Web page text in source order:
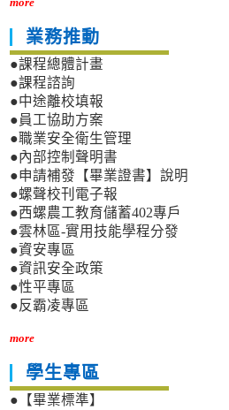
業務推動
●課程總體計畫
●課程諮詢
●中途離校填報
●員工協助方案
●職業安全衛生管理
●內部控制聲明書
●申請補發【畢業證書】說明
●螺聲校刊電子報
●西螺農工教育儲蓄402專戶
●雲林區-實用技能學程分發
●資安專區
●資訊安全政策
●性平專區
●反霸凌專區
more
學生專區
●【畢業標準】